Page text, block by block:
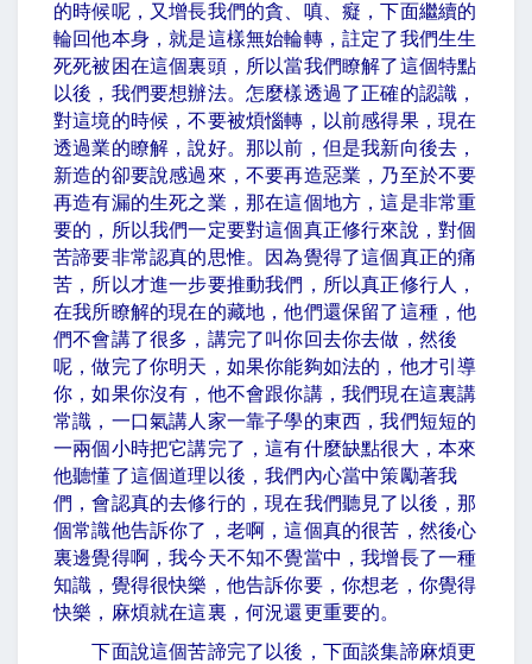
的時候呢，又增長我們的貪、嗔、癡，下面繼續的
輪回他本身，就是這樣無始輪轉，註定了我們生生
死死被困在這個裏頭，所以當我們瞭解了這個特點
以後，我們要想辦法。怎麼樣透過了正確的認識，
對這境的時候，不要被煩惱轉，以前感得果，現在
透過業的瞭解，說好。那以前，但是我新向後去，
新造的卻要說感過來，不要再造惡業，乃至於不要
再造有漏的生死之業，那在這個地方，這是非常重
要的，所以我們一定要對這個真正修行來說，對個
苦諦要非常認真的思惟。因為覺得了這個真正的痛
苦，所以才進一步要推動我們，所以真正修行人，
在我所瞭解的現在的藏地，他們還保留了這種，他
們不會講了很多，講完了叫你回去你去做，然後
呢，做完了你明天，如果你能夠如法的，他才引導
你，如果你沒有，他不會跟你講，我們現在這裏講
常識，一口氣講人家一靠子學的東西，我們短短的
一兩個小時把它講完了，這有什麼缺點很大，本來
他聽懂了這個道理以後，我們內心當中策勵著我
們，會認真的去修行的，現在我們聽見了以後，那
個常識他告訴你了，老啊，這個真的很苦，然後心
裏邊覺得啊，我今天不知不覺當中，我增長了一種
知識，覺得很快樂，他告訴你要，你想老，你覺得
快樂，麻煩就在這裏，何況還更重要的。
下面說這個苦諦完了以後，下面談集諦麻煩更